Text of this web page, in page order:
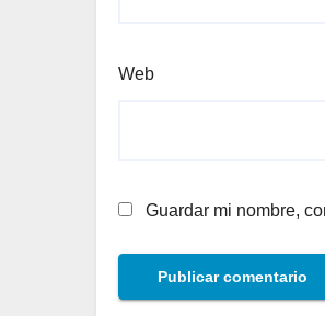
Web
Guardar mi nombre,